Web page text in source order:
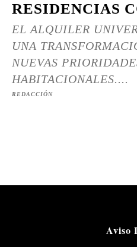
RESIDENCIAS
EL ALQUILER
UNA
NUEVAS
HABITACIONALES....
REDACCIÓN
Aviso